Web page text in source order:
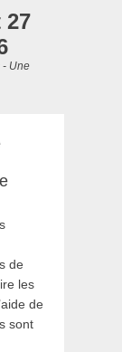
27
- Une
de
les
de
sont